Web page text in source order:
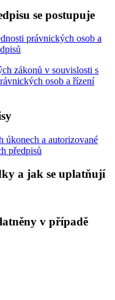
se postupuje
právnických osob a
zákonů v souvislosti s
osob a řízení
úkonech a autorizované
předpisů
a jak se uplatňují
v případě